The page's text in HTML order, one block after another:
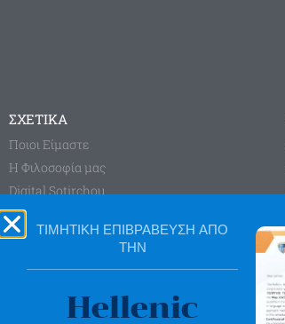
ΣΧΕΤΙΚΑ
Ποιοι Είμαστε
Η Φιλοσοφία μας
Digital Sotirchou
Sotirchou Learning System
Blog ΤΙΜΗΤΙΚΗ ΕΠΙΒΡΑΒΕΥΣΗ ΑΠΟ
ΤΗΝ
Hellenic